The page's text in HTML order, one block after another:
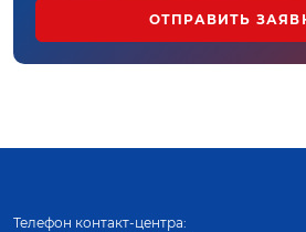
ОТПРАВИТЬ
Телефон контакт-центра: